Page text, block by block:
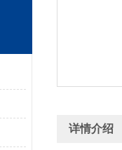
详情介绍